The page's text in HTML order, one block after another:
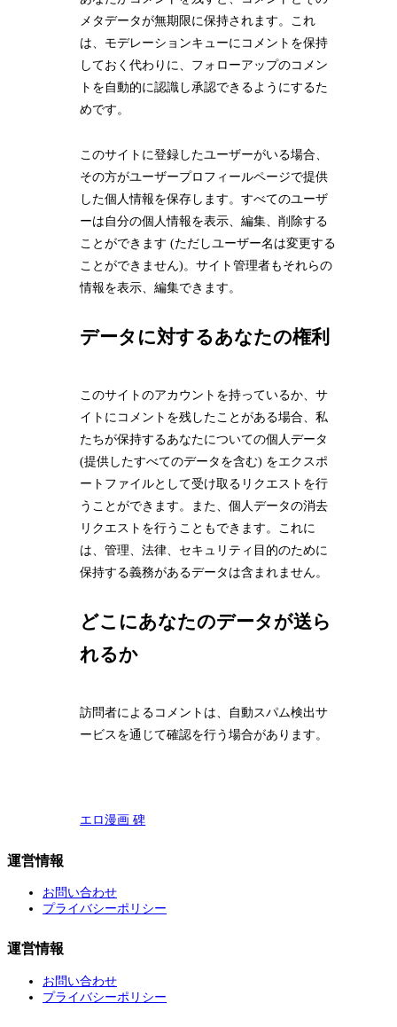
メタデータが無期限に保持されます。これ
は、モデレーションキューにコメントを保持
しておく代わりに、フォローアップのコメン
トを自動的に認識し承認できるようにするた
めです。
このサイトに登録したユーザーがいる場合、
その方がユーザープロフィールページで提供
した個人情報を保存します。すべてのユーザ
ーは自分の個人情報を表示、編集、削除する
ことができます (ただしユーザー名は変更する
ことができません)。サイト管理者もそれらの
情報を表示、編集できます。
データに対するあなたの権利
このサイトのアカウントを持っているか、サ
イトにコメントを残したことがある場合、私
たちが保持するあなたについての個人データ
(提供したすべてのデータを含む) をエクスポ
ートファイルとして受け取るリクエストを行
うことができます。また、個人データの消去
リクエストを行うこともできます。これに
は、管理、法律、セキュリティ目的のために
保持する義務があるデータは含まれません。
どこにあなたのデータが送ら
れるか
訪問者によるコメントは、自動スパム検出サ
ービスを通じて確認を行う場合があります。
エロ漫画 碑
運営情報
お問い合わせ
プライバシーポリシー
運営情報
お問い合わせ
プライバシーポリシー